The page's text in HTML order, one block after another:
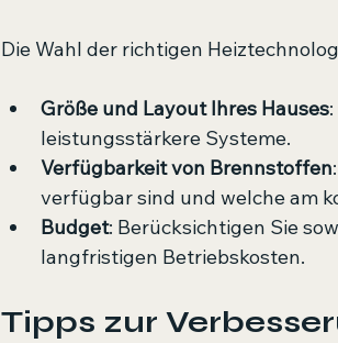
Die Wahl der richtigen
Größe und Layout Ihres Hauses
leistungsstärkere Systeme.
Verfügbarkeit von Brennstoffen
verfügbar sind und welche am
Budget: Berücksichtigen Sie
langfristigen Betriebskosten.
Tipps zur